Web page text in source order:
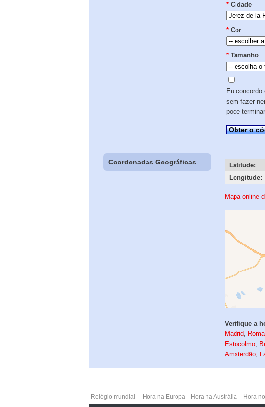
* Cidade
* Cor
* Tamanho
Eu
sem fazer
pode
Obter o
Coordenadas Geográficas Latitude:
Longitude:
Mapa online
Verifique a
Madrid, Roma
Estocolmo,
Amsterdão,
Relógio mundial Hora na Europa Hora na Austrália Hora